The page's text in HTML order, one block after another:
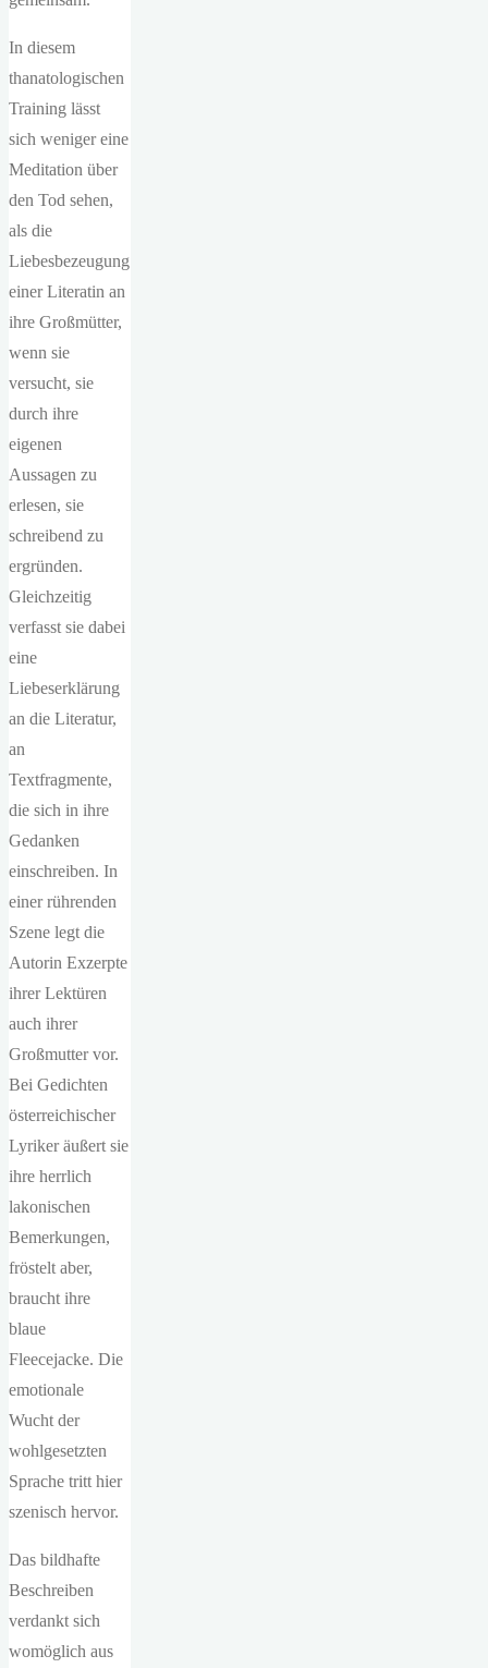
In diesem
thanatologischen
Training lässt
sich weniger eine
Meditation über
den Tod sehen,
als die
Liebesbezeugung
einer Literatin an
ihre Großmütter,
wenn sie
versucht, sie
durch ihre
eigenen
Aussagen zu
erlesen, sie
schreibend zu
ergründen.
Gleichzeitig
verfasst sie dabei
eine
Liebeserklärung
an die Literatur,
an
Textfragmente,
die sich in ihre
Gedanken
einschreiben. In
einer rührenden
Szene legt die
Autorin Exzerpte
ihrer Lektüren
auch ihrer
Großmutter vor.
Bei Gedichten
österreichischer
Lyriker äußert sie
ihre herrlich
lakonischen
Bemerkungen,
fröstelt aber,
braucht ihre
blaue
Fleecejacke. Die
emotionale
Wucht der
wohlgesetzten
Sprache tritt hier
szenisch hervor.
Das bildhafte
Beschreiben
verdankt sich
womöglich aus